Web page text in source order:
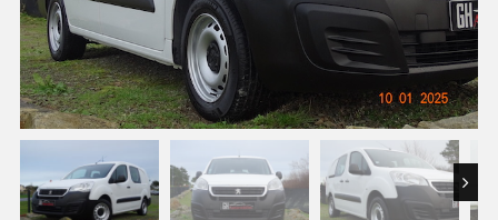
Next